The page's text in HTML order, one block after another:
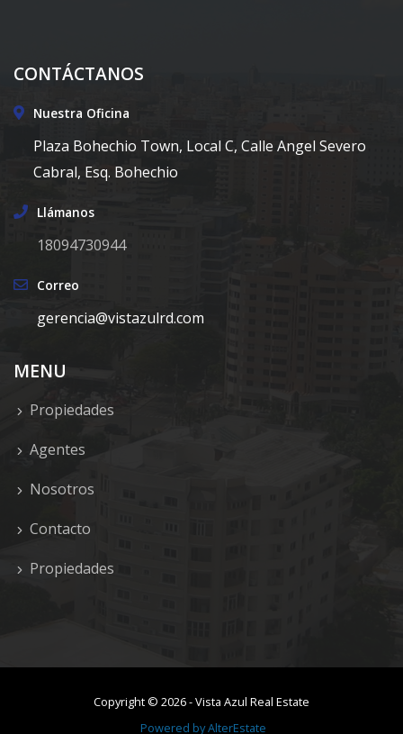
CONTÁCTANOS
Nuestra Oficina
Plaza Bohechio Town, Local C, Calle Angel Severo
Cabral, Esq. Bohechio
Llámanos
18094730944
Correo
gerencia@vistazulrd.com
MENU
Propiedades
Agentes
Nosotros
Contacto
Propiedades
Copyright © 2026-Vista Azul Real Estate
Powered byAlterEstate